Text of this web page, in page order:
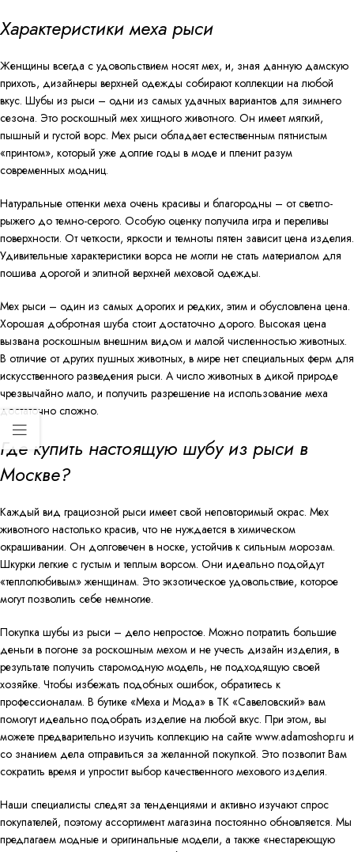
Характеристики меха рыси
Женщины всегда с удовольствием носят мех, и, зная данную дамскую
прихоть, дизайнеры верхней одежды собирают коллекции на любой
вкус. Шубы из рыси – одни из самых удачных вариантов для зимнего
сезона. Это роскошный мех хищного животного. Он имеет мягкий,
пышный и густой ворс. Мех рыси обладает естественным пятнистым
«принтом», который уже долгие годы в моде и пленит разум
современных модниц.
Натуральные оттенки меха очень красивы и благородны – от светло-
рыжего до темно-серого. Особую оценку получила игра и переливы
поверхности. От четкости, яркости и темноты пятен зависит цена изделия.
Удивительные характеристики ворса не могли не стать материалом для
пошива дорогой и элитной верхней меховой одежды.
Мех рыси – один из самых дорогих и редких, этим и обусловлена цена.
Хорошая добротная шуба стоит достаточно дорого. Высокая цена
вызвана роскошным внешним видом и малой численностью животных.
В отличие от других пушных животных, в мире нет специальных ферм для
искусственного разведения рыси. А число животных в дикой природе
чрезвычайно мало, и получить разрешение на использование меха
достаточно сложно.
Где купить настоящую шубу из рыси в
Москве?
Каждый вид грациозной рыси имеет свой неповторимый окрас. Мех
животного настолько красив, что не нуждается в химическом
окрашивании. Он долговечен в носке, устойчив к сильным морозам.
Шкурки легкие с густым и теплым ворсом. Они идеально подойдут
«теплолюбивым» женщинам. Это экзотическое удовольствие, которое
могут позволить себе немногие.
Покупка шубы из рыси – дело непростое. Можно потратить большие
деньги в погоне за роскошным мехом и не учесть дизайн изделия, в
результате получить старомодную модель, не подходящую своей
хозяйке. Чтобы избежать подобных ошибок, обратитесь к
профессионалам. В бутике «Меха и Мода» в ТК «Савеловский» вам
помогут идеально подобрать изделие на любой вкус. При этом, вы
можете предварительно изучить коллекцию на сайте www.аdamoshop.ru и
со знанием дела отправиться за желанной покупкой. Это позволит Вам
сократить время и упростит выбор качественного мехового изделия.
Наши специалисты следят за тенденциями и активно изучают спрос
покупателей, поэтому ассортимент магазина постоянно обновляется. Мы
предлагаем модные и оригинальные модели, а также «нестареющую